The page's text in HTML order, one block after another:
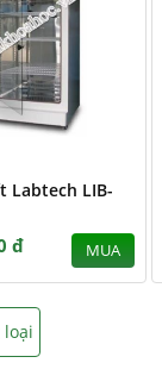
Labtech LIB-
đ MUA
loại